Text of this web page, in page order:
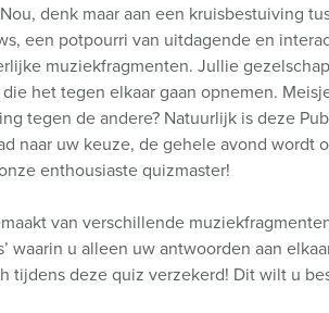
denk maar aan een kruisbestuiving
een potpourri van uitdagende en
muziekfragmenten. Jullie
het tegen elkaar gaan opnemen.
tegen de andere? Natuurlijk is deze
naar uw keuze, de gehele avond wordt
enthousiaste quizmaster!
van verschillende
waarin u alleen uw antwoorden aan
tijdens deze quiz verzekerd! Dit wilt u